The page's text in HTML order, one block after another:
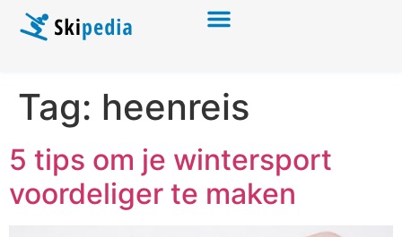
Tag: heenreis
5 tips om je wintersport
voordeliger te maken